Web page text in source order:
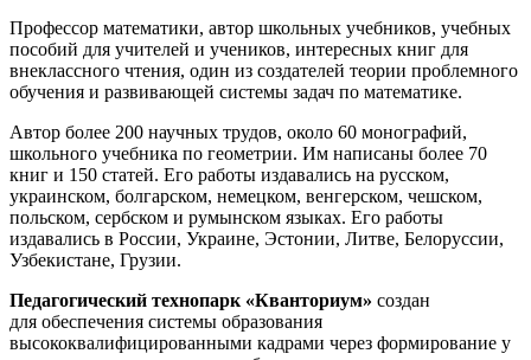
Профессор математики, автор школьных учебников, учебных
пособий для учителей и учеников, интересных книг для
внеклассного чтения, один из создателей теории проблемного
обучения и развивающей системы задач по математике.
Автор более 200 научных трудов, около 60 монографий,
школьного учебника по геометрии. Им написаны более 70
книг и 150 статей. Его работы издавались на русском,
украинском, болгарском, немецком, венгерском, чешском,
польском, сербском и румынском языках. Его работы
издавались в России, Украине, Эстонии, Литве, Белоруссии,
Узбекистане, Грузии.
Педагогический технопарк «Кванториум» создан
для обеспечения системы образования
высококвалифицированными кадрами через формирование у